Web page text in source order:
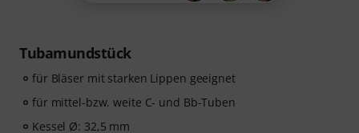
Tubamundstück
für Bläser mit starken Lippen geeignet
für mittel-bzw. weite C- und Bb-Tuben
Kessel Ø: 32,5 mm